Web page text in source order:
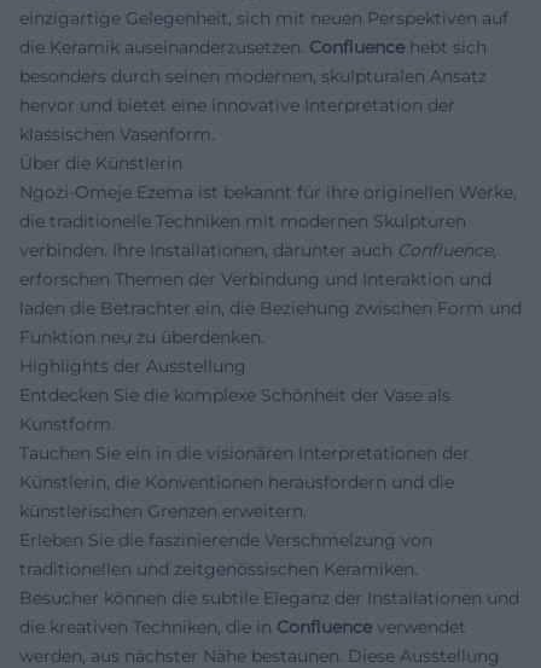
einzigartige Gelegenheit, sich mit neuen Perspektiven auf
die Keramik auseinanderzusetzen. Confluence hebt sich
besonders durch seinen modernen, skulpturalen Ansatz
hervor und bietet eine innovative Interpretation der
klassischen Vasenform.
Über die Künstlerin
Ngozi-Omeje Ezema ist bekannt für ihre originellen Werke,
die traditionelle Techniken mit modernen Skulpturen
verbinden. Ihre Installationen, darunter auch Confluence,
erforschen Themen der Verbindung und Interaktion und
laden die Betrachter ein, die Beziehung zwischen Form und
Funktion neu zu überdenken.
Highlights der Ausstellung
Entdecken Sie die komplexe Schönheit der Vase als
Kunstform.
Tauchen Sie ein in die visionären Interpretationen der
Künstlerin, die Konventionen herausfordern und die
künstlerischen Grenzen erweitern.
Erleben Sie die faszinierende Verschmelzung von
traditionellen und zeitgenössischen Keramiken.
Besucher können die subtile Eleganz der Installationen und
die kreativen Techniken, die in Confluence verwendet
werden, aus nächster Nähe bestaunen. Diese Ausstellung